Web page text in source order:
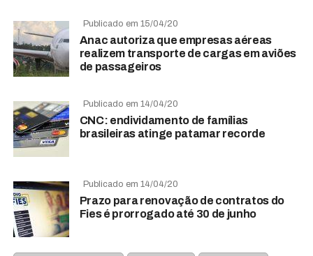
Publicado em 15/04/20
Anac autoriza que empresas aéreas
realizem transporte de cargas em aviões
de passageiros
Publicado em 14/04/20
CNC: endividamento de famílias
brasileiras atinge patamar recorde
Publicado em 14/04/20
Prazo para renovação de contratos do
Fies é prorrogado até 30 de junho